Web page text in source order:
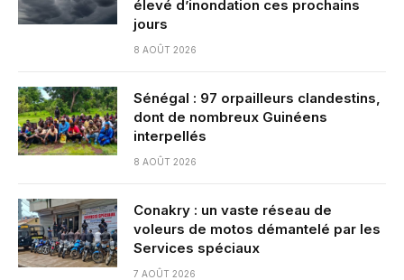
élevé d’inondation ces prochains
jours
8 AOÛT 2026
Sénégal : 97 orpailleurs clandestins,
dont de nombreux Guinéens
interpellés
8 AOÛT 2026
Conakry : un vaste réseau de
voleurs de motos démantelé par les
Services spéciaux
7 AOÛT 2026